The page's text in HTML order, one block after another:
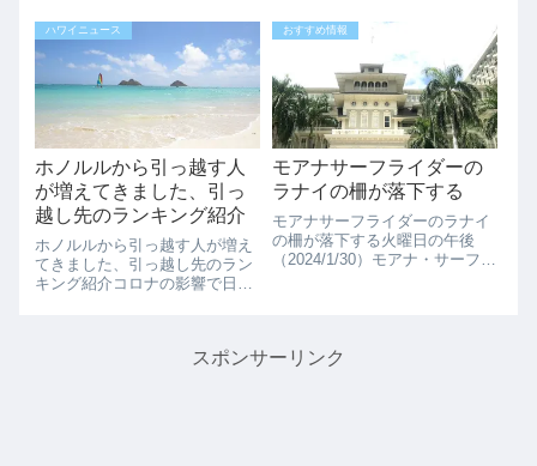
ラモアナセンターにある高級デ
パートニーマン・マーカス
（Neiman Marcus）が閉店する
ことが発表されました。運営会
社のS...
ンの場所で2022年9月より工事
が始まっています。この場所に
は、マリオットの新しいタイム
シェアができる予定です。以前
ナイキタウン...
ハワイニュース
ホノルルから引っ越す人
が増えてきました、引っ
越し先のランキング紹介
ホノルルから引っ越す人が増え
てきました、引っ越し先のラン
キング紹介コロナの影響で日本
に引っ越していく人が多くいま
おすすめ情報
モアナサーフライダーの
ラナイの柵が落下する
モアナサーフライダーのラナイ
の柵が落下する火曜日の午後
（2024/1/30）モアナ・サーフラ
ー、建物の老朽化が進んでいる
スポンサーリンク